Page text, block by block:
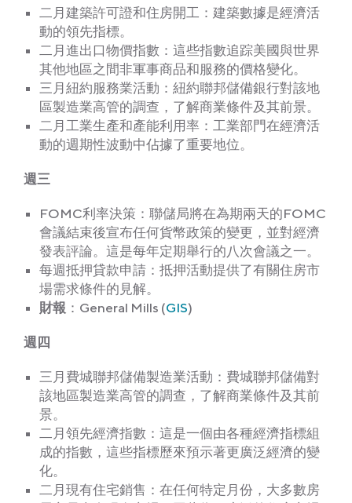
二月建築許可證和住房開工：建築數據是經濟活
動的領先指標。
二月進出口物價指數：這些指數追踪美國與世界
其他地區之間非軍事商品和服務的價格變化。
三月紐約服務業活動：紐約聯邦儲備銀行對該地
區製造業高管的調查，了解商業條件及其前景。
二月工業生產和產能利用率：工業部門在經濟活
動的週期性波動中佔據了重要地位。
週三
FOMC利率決策：聯儲局將在為期兩天的FOMC
會議結束後宣布任何貨幣政策的變更，並對經濟
發表評論。這是每年定期舉行的八次會議之一。
每週抵押貸款申請：抵押活動提供了有關住房市
場需求條件的見解。
財報 ：General Mills (GIS)
週四
三月費城聯邦儲備製造業活動：費城聯邦儲備對
該地區製造業高管的調查，了解商業條件及其前
景。
二月領先經濟指數：這是一個由各種經濟指標組
成的指數，這些指標歷來預示著更廣泛經濟的變
化。
二月現有住宅銷售：在任何特定月份，大多數房